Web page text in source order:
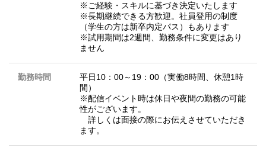
※ご経験・スキルに基づき決定いたします
※長期継続できる方歓迎。社員登用の制度
（学生の方は新卒内定パス）もあります
※試用期間は2週間、勤務条件に変更はあり
ません
勤務時間
平日10：00～19：00（実働8時間、休憩1時
間）
※配信イベント時は休日や夜間の勤務の可能
性がございます。
詳しくは面接の際にお伝えさせていただき
ます。